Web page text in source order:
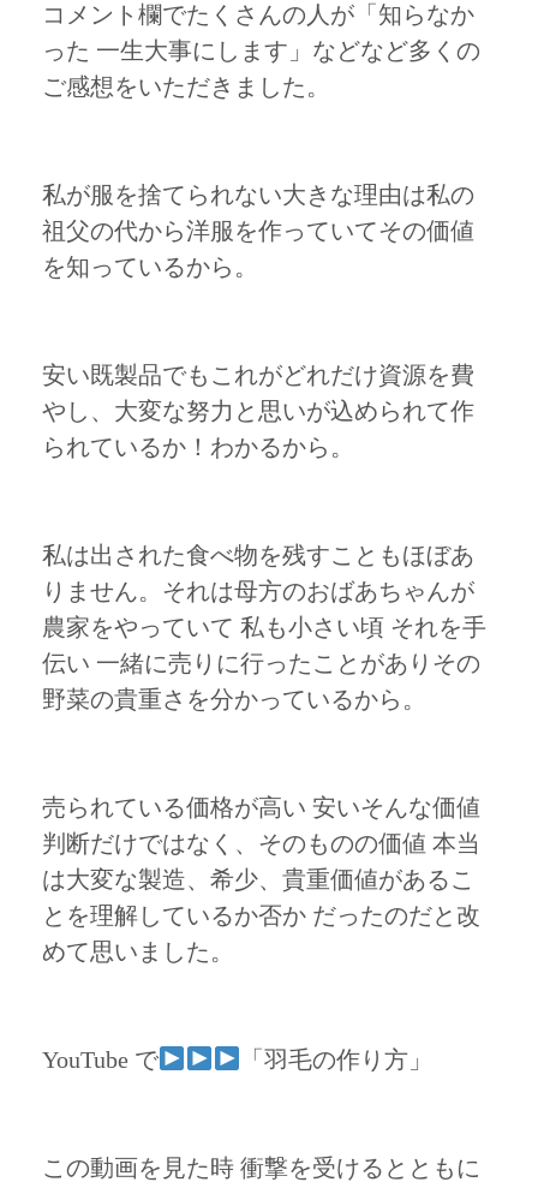
コメント欄でたくさんの人が「知らなか
った 一生大事にします」などなど多くの
ご感想をいただきました。
私が服を捨てられない大きな理由は私の
祖父の代から洋服を作っていてその価値
を知っているから。
安い既製品でもこれがどれだけ資源を費
やし、大変な努力と思いが込められて作
られているか！わかるから。
私は出された食べ物を残すこともほぼあ
りません。それは母方のおばあちゃんが
農家をやっていて 私も小さい頃 それを手
伝い 一緒に売りに行ったことがありその
野菜の貴重さを分かっているから。
売られている価格が高い 安いそんな価値
判断だけではなく、そのものの価値 本当
は大変な製造、希少、貴重価値があるこ
とを理解しているか否か だったのだと改
めて思いました。
YouTube で 「羽毛の作り方」
この動画を見た時 衝撃を受けるとともに